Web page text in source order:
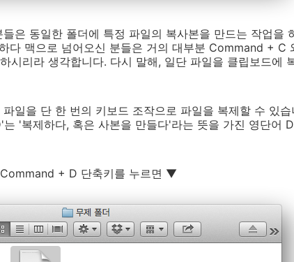
은 동일한 폴더에 특정 파일의 복사본을 만드는 작업을
다 맥으로 넘어오신 분들은 거의 대부분 Command + C
시리라 생각합니다. 다시 말해, 일단 파일을 클립보드에
일을 단 한 번의 키보드 조작으로 파일을 복제할 수 있
'복제하다, 혹은 사본을 만들다'라는 뜻을 가진 영단어
+ D 단축키를 누르면 ▼